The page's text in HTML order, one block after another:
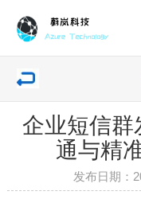
企业短信群
通与精
发布日期：